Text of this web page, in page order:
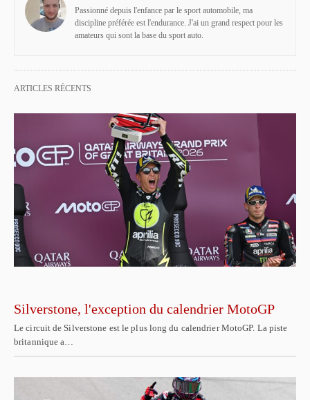
Passionné depuis l'enfance par le sport automobile, ma
discipline préférée est l'endurance. J'ai un grand respect pour les
amateurs qui sont la base du sport auto.
ARTICLES RÉCENTS
Silverstone, l'exception du calendrier MotoGP
Le circuit de Silverstone est le plus long du calendrier MotoGP. La piste
britannique a…